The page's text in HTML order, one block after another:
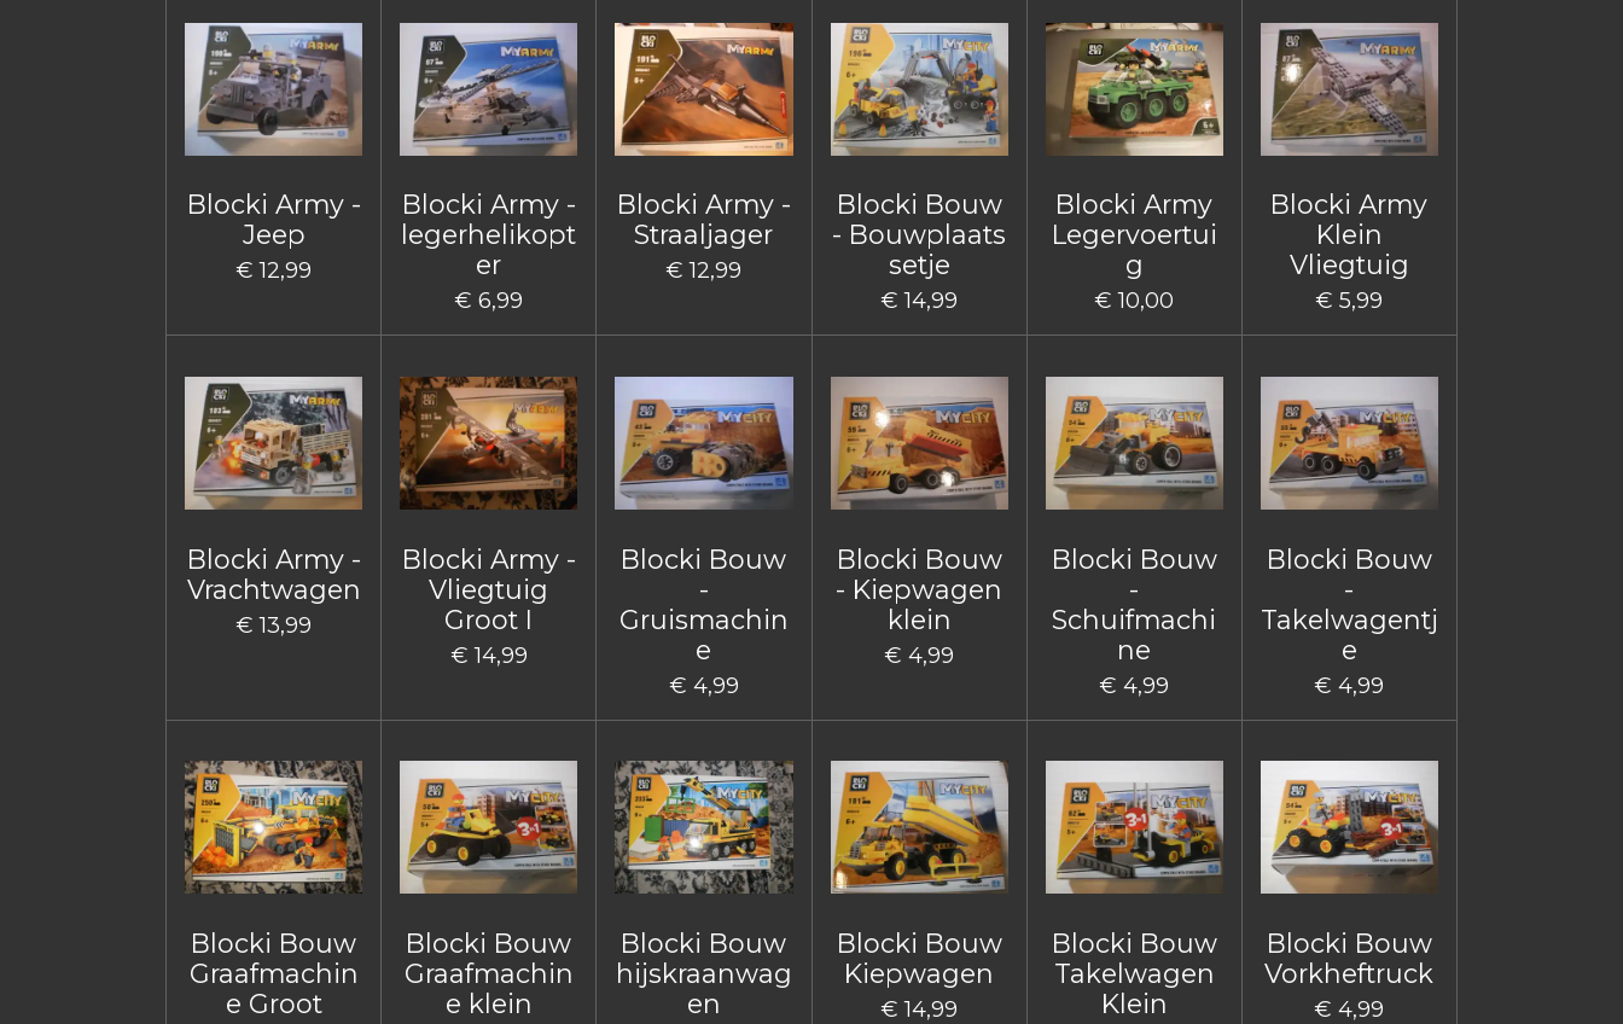
Blocki Army -
Jeep
€ 12,99
Blocki Army -
legerhelikopt
er
€ 6,99
Blocki Army -
Straaljager
€ 12,99
Blocki Bouw
- Bouwplaats
setje
€ 14,99
Blocki Army
Legervoertui
g
€ 10,00
Blocki Army
Klein
Vliegtuig
€ 5,99
Blocki Army -
Vrachtwagen
€ 13,99
Blocki Army -
Vliegtuig
Groot I
€ 14,99
Blocki Bouw
-
Gruismachin
e
€ 4,99
Blocki Bouw
- Kiepwagen
klein
€ 4,99
Blocki Bouw
-
Schuifmachi
ne
€ 4,99
Blocki Bouw
-
Takelwagentj
e
€ 4,99
Blocki Bouw
Graafmachin
e Groot
Blocki Bouw
Graafmachin
e klein
Blocki Bouw
hijskraanwag
en
Blocki Bouw
Kiepwagen
€ 14,99
Blocki Bouw
Takelwagen
Klein
Blocki Bouw
Vorkheftruck
€ 4,99